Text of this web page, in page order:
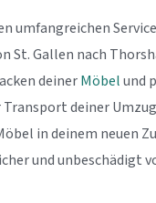
umfangreichen
St. Gallen nach
deinerMöbelund
Transport deiner
in deinem neuen
und unbeschädigt